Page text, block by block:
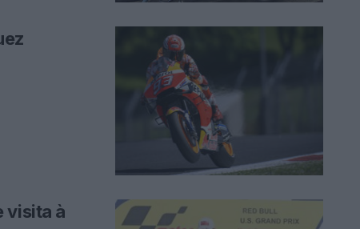
visita à